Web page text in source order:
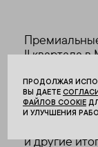
II квартала
рекордные
класса, что
I квартала
и другие
ПРОДОЛЖАЯ
ВЫ ДАЕТЕ
ФАЙЛОВ COOKIE
И УЛУЧШЕНИЯ